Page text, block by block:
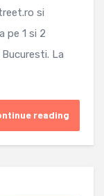
si
pe 1 si 2
La
reading